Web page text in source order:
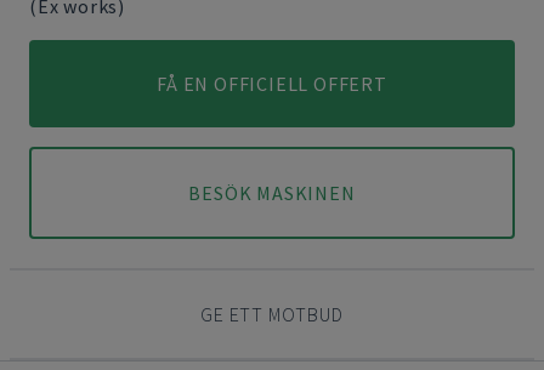
(Ex works)
FÅ EN OFFICIELL OFFERT
BESÖK MASKINEN
GE ETT MOTBUD